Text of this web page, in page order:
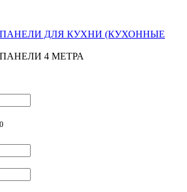
ДЛЯ КУХНИ (КУХОННЫЕ
4 МЕТРА
0